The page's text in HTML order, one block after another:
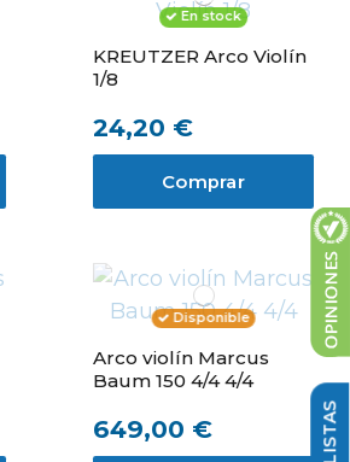
En stock
KREUTZER Arco Violín
1/8
24,20 €
Comprar
Disponible
Arco violín Marcus
Baum 150 4/4 4/4
649,00 €